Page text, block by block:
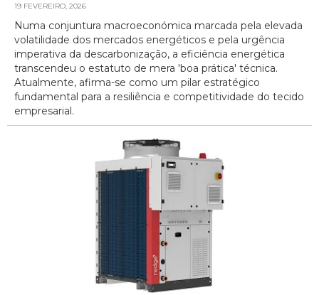
19 FEVEREIRO, 2026
Numa conjuntura macroeconómica marcada pela elevada
volatilidade dos mercados energéticos e pela urgência
imperativa da descarbonização, a eficiência energética
transcendeu o estatuto de mera 'boa prática' técnica.
Atualmente, afirma-se como um pilar estratégico
fundamental para a resiliência e competitividade do tecido
empresarial.